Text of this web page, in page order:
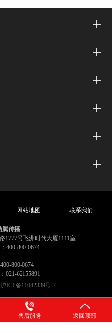
网站地图 联系我们
腾传播
1777号飞洲时代大厦1111室
400-800-0674
800-0674
021-62155891
沪ICP备11042339号-7
售后服务 返回顶部